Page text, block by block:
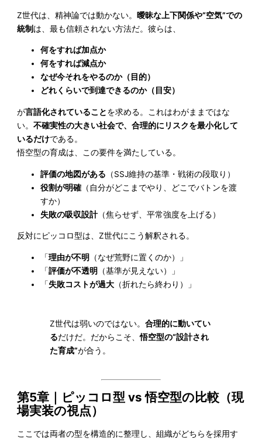
Z世代は、精神論では動かない。 曖昧な上下関係や“空気”での
統制 は、最も信頼されない方法だ。彼らは、
何をすれば加点か
何をすれば減点か
なぜ今それをやるのか（目的）
どれくらいで到達できるのか（目安）
が言語化されていることを求める。これはわがままではな
い。不確実性の大きい社会で、合理的にリスクを最小化して
いるだけである。
悟空型の育成は、この要件を満たしている。
評価の地図がある （SSJ維持の基準・戦術の段取り）
役割が明確 （自分がどこまでやり、どこでバトンを渡
すか）
失敗の吸収設計（焦らせず、平常強度を上げる）
反対にピッコロ型は、Z世代にこう解釈される。
「理由が不明
（なぜ荒野に置くのか）」
「評価が不透明
（基準が見えない）」
「失敗コストが過大 （折れたら終わり）」
Z世代は弱いのではない。合理的に動いてい
るだけだ。だからこそ、悟空型の“設計され
た育成”が合う。
第5章｜ピッコロ型 vs 悟空型の比較（現
場実装の視点）
ここでは両者の型を構造的に整理し、組織がどちらを採用す